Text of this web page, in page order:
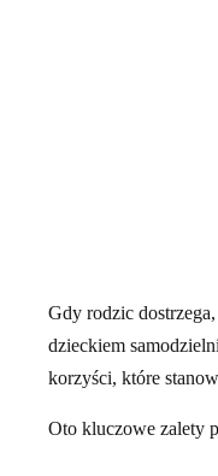
Gdy rodzic
dzieckiem
korzyści, które
Oto kluczowe zalety